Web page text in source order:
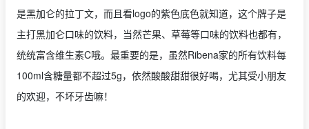
是黑加仑的拉丁文，而且看logo的紫色底色就知道，这个牌子是
主打黑加仑口味的饮料，当然芒果、草莓等口味的饮料也都有，
统统富含维生素C哦。最重要的是，虽然Ribena家的所有饮料每
100ml含糖量都不超过5g，依然酸酸甜甜很好喝，尤其受小朋友
的欢迎，不坏牙齿嘛！